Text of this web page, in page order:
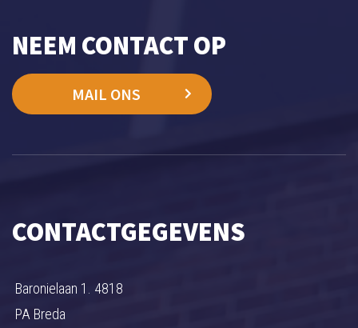
NEEM CONTACT OP
MAIL ONS
CONTACTGEGEVENS
Baronielaan 1. 4818
PA Breda